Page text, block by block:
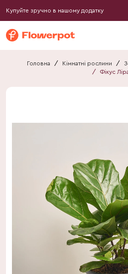
Купуйте зручно в нашому додатку
Головна / Кімнатні рослини /
/
Фікус